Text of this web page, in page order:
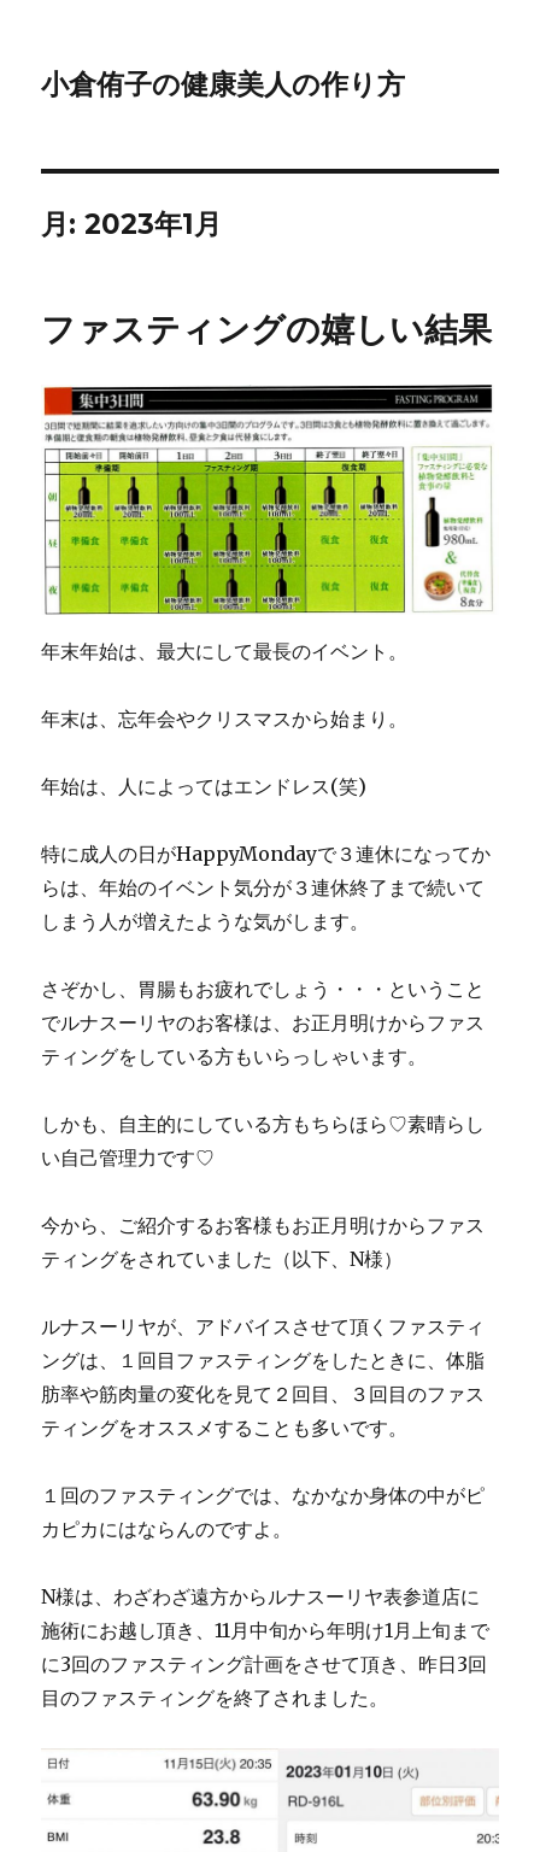
小倉侑子の健康美人の作り方
月:2023年1月
ファスティングの嬉しい結果
年末年始は、最大にして最長のイベント。
年末は、忘年会やクリスマスから始まり。
年始は、人によってはエンドレス(笑)
特に成人の日がHappyMondayで３連休になってか
らは、年始のイベント気分が３連休終了まで続いて
しまう人が増えたような気がします。
さぞかし、胃腸もお疲れでしょう・・・ということ
でルナスーリヤのお客様は、お正月明けからファス
ティングをしている方もいらっしゃいます。
しかも、自主的にしている方もちらほら♡素晴らし
い自己管理力です♡
今から、ご紹介するお客様もお正月明けからファス
ティングをされていました（以下、N様）
ルナスーリヤが、アドバイスさせて頂くファスティ
ングは、１回目ファスティングをしたときに、体脂
肪率や筋肉量の変化を見て２回目、３回目のファス
ティングをオススメすることも多いです。
１回のファスティングでは、なかなか身体の中がピ
カピカにはならんのですよ。
N様は、わざわざ遠方からルナスーリヤ表参道店に
施術にお越し頂き、11月中旬から年明け1月上旬まで
に3回のファスティング計画をさせて頂き、昨日3回
目のファスティングを終了されました。